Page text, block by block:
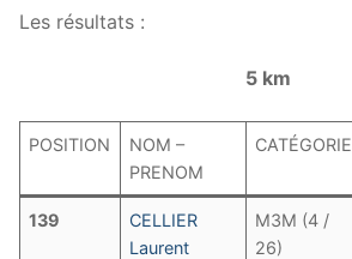
Les résultats :
5 km
POSITION
NOM –
PRENOM
CATÉGORIE
139
CELLIER
Laurent
M3M (4 /
26)